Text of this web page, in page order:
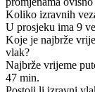
Koliko izravnih
U prosjeku ima 9
Koje je najbrže
vlak?
Najbrže vrijeme
47 min.